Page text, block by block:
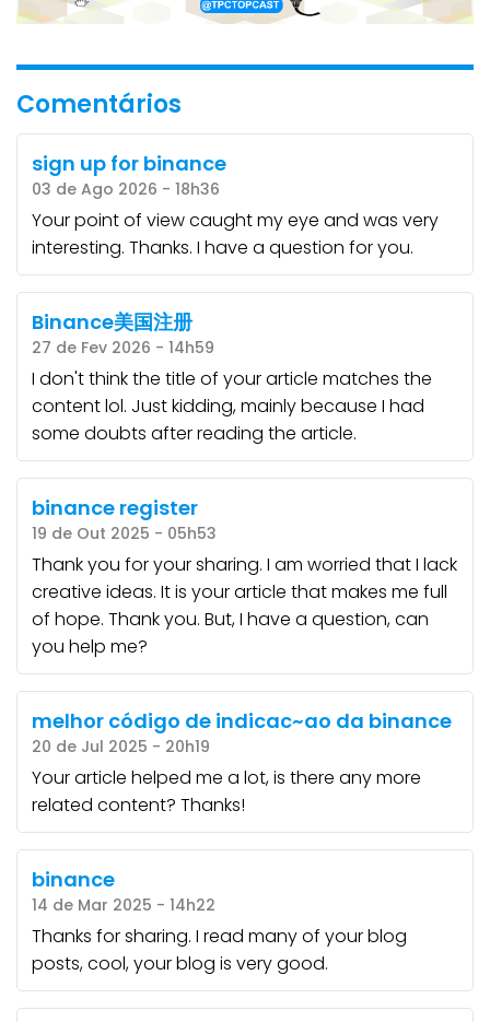
Comentários
sign up for binance
03 de Ago 2026 - 18h36
Your point of view caught my eye and was very
interesting. Thanks. I have a question for you.
Binance美国注册
27 de Fev 2026 - 14h59
I don't think the title of your article matches the
content lol. Just kidding, mainly because I had
some doubts after reading the article.
binance register
19 de Out 2025 - 05h53
Thank you for your sharing. I am worried that I lack
creative ideas. It is your article that makes me full
of hope. Thank you. But, I have a question, can
you help me?
melhor código de indicac~ao da binance
20 de Jul 2025 - 20h19
Your article helped me a lot, is there any more
related content? Thanks!
binance
14 de Mar 2025 - 14h22
Thanks for sharing. I read many of your blog
posts, cool, your blog is very good.